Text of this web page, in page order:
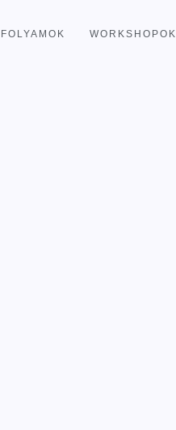
WORKSHOPOK